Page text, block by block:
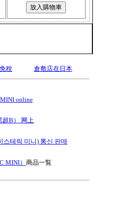
免稅 倉敷店在日本
online
超B） 网上
스테릭 미니) 통신 판매
MINI） 商品一覧